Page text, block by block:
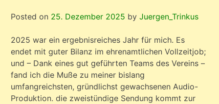
Posted on 25. Dezember 2025 byJuergen_Trinkus
2025 war ein ergebnisreiches Jahr für mich. Es
endet mit guter Bilanz im ehrenamtlichen Vollzeitjob;
und – Dank eines gut geführten Teams des Vereins –
fand ich die Muße zu meiner bislang
umfangreichsten, gründlichst gewachsenen Audio-
Produktion. die zweistündige Sendung kommt zur